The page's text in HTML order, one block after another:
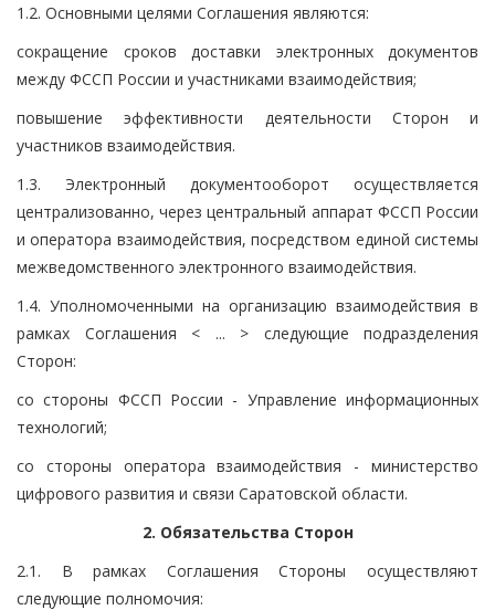
1.2. Основными целями Соглашения являются:
сокращение сроков доставки электронных документов
между ФССП России и участниками взаимодействия;
повышение эффективности деятельности Сторон и
участников взаимодействия.
1.3. Электронный документооборот осуществляется
централизованно, через центральный аппарат ФССП России
и оператора взаимодействия, посредством единой системы
межведомственного электронного взаимодействия.
1.4. Уполномоченными на организацию взаимодействия в
рамках Соглашения < ... > следующие подразделения
Сторон:
со стороны ФССП России - Управление информационных
технологий;
со стороны оператора взаимодействия - министерство
цифрового развития и связи Саратовской области.
2. Обязательства Сторон
2.1. В рамках Соглашения Стороны осуществляют
следующие полномочия: